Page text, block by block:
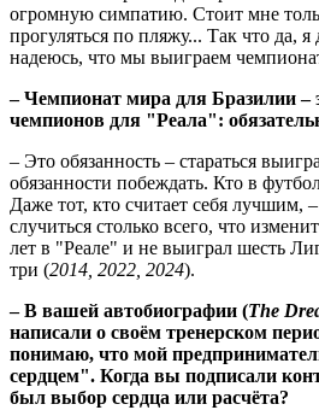
огромную симпатию. Стоит мне
прогуляться по пляжу... Так что да, я
надеюсь, что мы выиграем
– Чемпионат мира для Бразилии –
чемпионов для "Реала":
– Это обязанность – стараться
обязанности побеждать. Кто в
Даже тот, кто считает себя лучшим,
случиться столько всего, что
лет в "Реале" и не выиграл шесть
три (2014, 2022, 2024).
– В вашей автобиографии (The
написали о своём тренерском
понимаю, что мой
сердцем". Когда вы подписали
был выбор сердца или расчёта?